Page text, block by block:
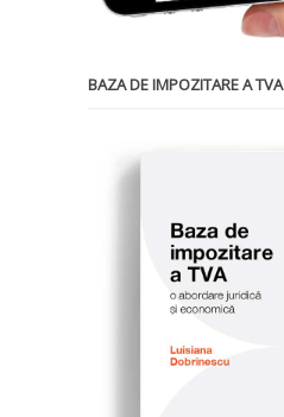
BAZA DE IMPOZITARE A TVA